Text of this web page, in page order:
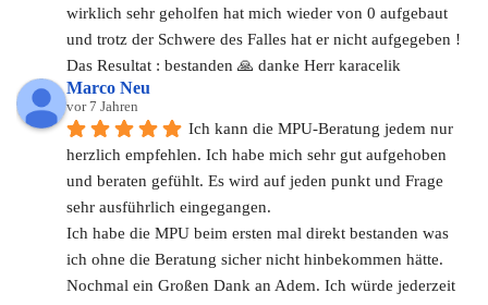
wirklich sehr geholfen hat mich wieder von 0 aufgebaut
und trotz der Schwere des Falles hat er nicht aufgegeben !
Das Resultat : bestanden 🙏 danke Herr karacelik
Marco Neu
vor 7 Jahren
Ich kann die MPU-Beratung jedem nur
herzlich empfehlen. Ich habe mich sehr gut aufgehoben
und beraten gefühlt. Es wird auf jeden punkt und Frage
sehr ausführlich eingegangen.
Ich habe die MPU beim ersten mal direkt bestanden was
ich ohne die Beratung sicher nicht hinbekommen hätte.
Nochmal ein Großen Dank an Adem. Ich würde jederzeit